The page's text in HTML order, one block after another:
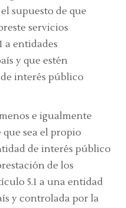
supuesto de que
servicios
a entidades
y que estén
interés público
e igualmente
sea el propio
de interés público
de los
5.1 a una entidad
y controlada por la